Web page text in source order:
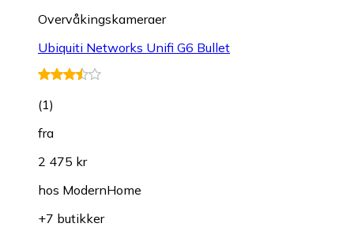
Overvåkings­kameraer
Ubiquiti Networks Unifi G6 Bullet
(1)
fra
2 475 kr
hos ModernHome
+7 butikker